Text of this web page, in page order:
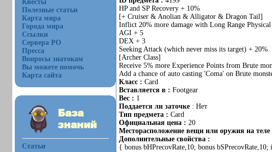
Квесты
Полезные статьи
Карта мира
Города мира
Ссылки
Сервера РО
Пресса
Вопросы знатокам
Вы можете помочь
Карта сайта
Статьи
HP and SP Recovery + 10%
[+ Cruiser & Anolian & Alligator & Dragon Tail]
Inflict 20% more damage with Long Range Physical
AGI + 5
DEX + 3
Seeking Attack (which never miss its target) + 20%.
[Archer Class]
Receive 5% more Experience Points from Brute
Add a chance of auto casting 'Coma' on Brute
Класс : Card
Вставляется в : Footgear
Вес : 1
Поддается ли заточке : Нет
Тип предмета : Card
Официальная цена : 20
Месторасположение вещи или оружия на теле
Дополнительные свойства :
{ bonus bHPrecovRate,10; bonus